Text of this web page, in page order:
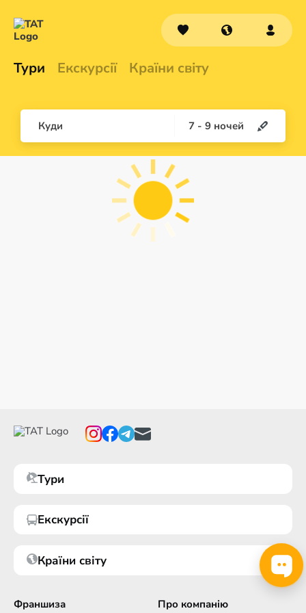
Тури Екскурсії Країни світу
Куди 7 - 9 ночей
Тури
Екскурсії
Країни світу
Франшиза
Про компанію